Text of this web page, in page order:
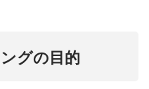
グの目的